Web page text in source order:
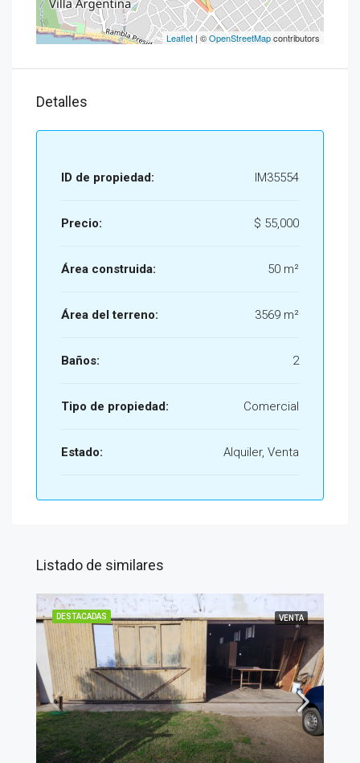
Leaflet | ©OpenStreetMapcontributors
Detalles
ID de propiedad: IM35554
Precio: $ 55,000
Área construida: 50 m²
Área del terreno: 3569 m²
Baños: 2
Tipo de propiedad: Comercial
Estado: Alquiler, Venta
Listado de similares
DESTACADAS VENTA